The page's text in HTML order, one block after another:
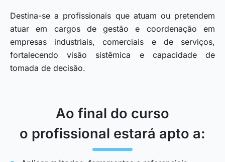
Destina-se a profissionais que atuam ou pretendem
atuar em cargos de gestão e coordenação em
empresas industriais, comerciais e de serviços,
fortalecendo visão sistêmica e capacidade de
tomada de decisão.
Ao final do curso
o profissional estará apto a: